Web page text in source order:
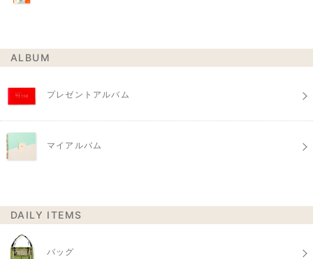
ALBUM
プレゼントアルバム
マイアルバム
DAILY ITEMS
バッグ